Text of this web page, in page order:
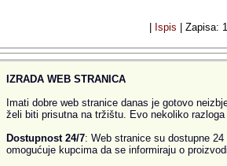
Ispis | Zapisa:
IZRADA WEB STRANICA
Imati dobre web stranice danas je gotovo
želi biti prisutna na tržištu. Evo nekoliko
Dostupnost 24/7: Web stranice su dostupne
omogućuje kupcima da se informiraju o